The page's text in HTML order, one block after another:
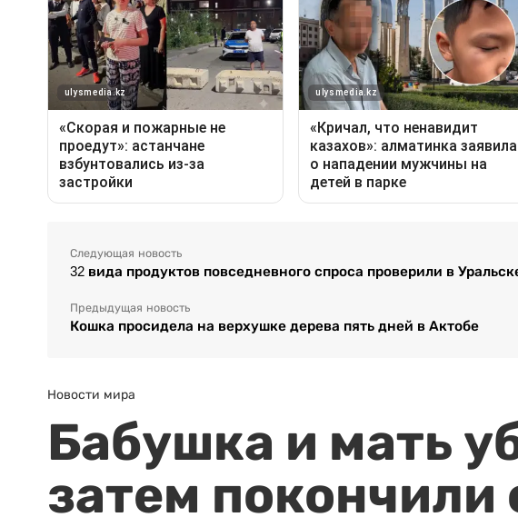
Следующая новость
32 вида продуктов повседневного спроса проверили в
Предыдущая новость
Кошка просидела на верхушке дерева пять дней в Актобе
Новости мира
Бабушка и мать
затем покончили